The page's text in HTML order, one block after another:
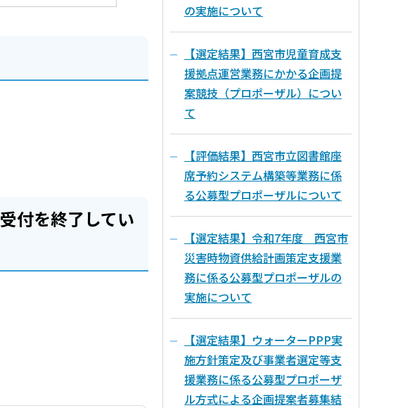
付を終了してい
の実施について
【選定結果】西宮市児童育成支
援拠点運営業務にかかる企画提
案競技（プロポーザル）につい
て
【評価結果】西宮市立図書館座
席予約システム構築等業務に係
る公募型プロポーザルについて
【選定結果】令和7年度 西宮市
災害時物資供給計画策定支援業
務に係る公募型プロポーザルの
実施について
【選定結果】ウォーターPPP実
施方針策定及び事業者選定等支
援業務に係る公募型プロポーザ
ル方式による企画提案者募集結